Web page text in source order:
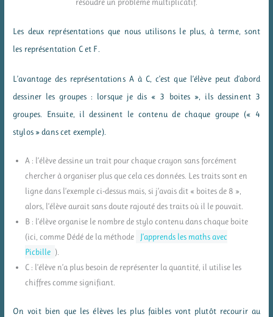
résoudre un problème multiplicatif.
Les deux représentations que nous utilisons le plus, à terme, sont
les représentation C et F.
L’avantage des représentations A à C, c’est que l’élève peut d’abord
dessiner les groupes : lorsque je dis « 3 boites », ils dessinent 3
groupes. Ensuite, il dessinent le contenu de chaque groupe (« 4
stylos » dans cet exemple).
A : l’élève dessine un trait pour chaque crayon sans forcément
chercher à organiser plus que cela ces données. Les traits sont en
ligne dans l’exemple ci-dessus mais, si j’avais dit « boites de 8 »,
alors, l’élève aurait sans doute rajouté des traits où il le pouvait.
B : l’élève organise le nombre de stylo contenu dans chaque boite
(ici, comme Dédé de la méthode
J’apprends les maths avec
Picbille ).
C : l’élève n’a plus besoin de représenter la quantité, il utilise les
chiffres comme signifiant.
On voit bien que les élèves les plus faibles vont plutôt recourir au